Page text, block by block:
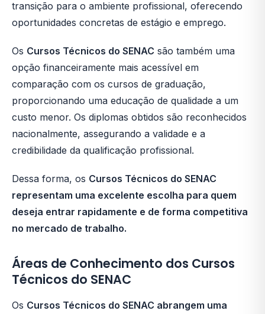
transição para o ambiente profissional, oferecendo
oportunidades concretas de estágio e emprego.
Os Cursos Técnicos do SENAC são também uma
opção financeiramente mais acessível em
comparação com os cursos de graduação,
proporcionando uma educação de qualidade a um
custo menor. Os diplomas obtidos são reconhecidos
nacionalmente, assegurando a validade e a
credibilidade da qualificação profissional.
Dessa forma, os Cursos Técnicos do SENAC
representam uma excelente escolha para quem
deseja entrar rapidamente e de forma competitiva
no mercado de trabalho.
Áreas de Conhecimento dos Cursos
Técnicos do SENAC
Os Cursos Técnicos do SENAC abrangem uma